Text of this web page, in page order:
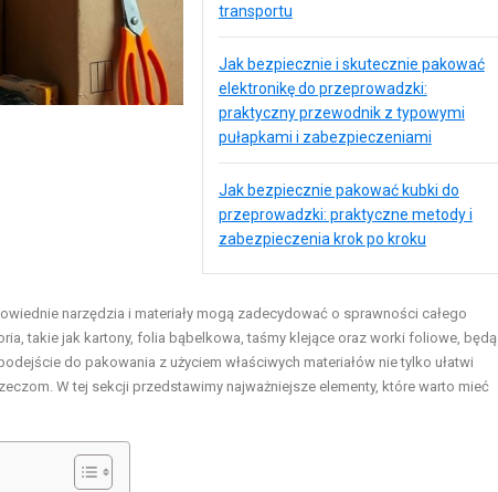
transportu
Jak bezpiecznie i skutecznie pakować
elektronikę do przeprowadzki:
praktyczny przewodnik z typowymi
pułapkami i zabezpieczeniami
Jak bezpiecznie pakować kubki do
przeprowadzki: praktyczne metody i
zabezpieczenia krok po kroku
narzędzia i materiały mogą zadecydować o sprawności całego
takie jak kartony, folia bąbelkowa, taśmy klejące oraz worki foliowe, będą
do pakowania z użyciem właściwych materiałów nie tylko ułatwi
W tej sekcji przedstawimy najważniejsze elementy, które warto mieć